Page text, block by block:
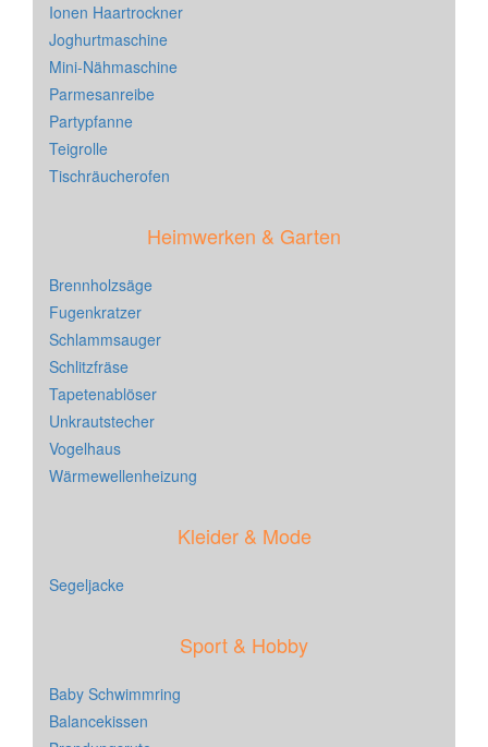
Ionen Haartrockner
Joghurtmaschine
Mini-Nähmaschine
Parmesanreibe
Partypfanne
Teigrolle
Tischräucherofen
Heimwerken & Garten
Brennholzsäge
Fugenkratzer
Schlammsauger
Schlitzfräse
Tapetenablöser
Unkrautstecher
Vogelhaus
Wärmewellenheizung
Kleider & Mode
Segeljacke
Sport & Hobby
Baby Schwimmring
Balancekissen